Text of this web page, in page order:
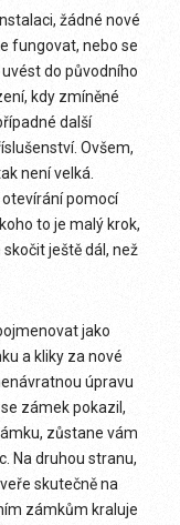
žádné nové
fungovat, nebo se
do původního
kdy zmíněné
další
Ovšem,
není velká.
pomocí
to je malý krok,
ještě dál, než
jako
a kliky za nové
úpravu
zámek pokazil,
zůstane vám
Na druhou stranu,
skutečně na
zámkům kraluje